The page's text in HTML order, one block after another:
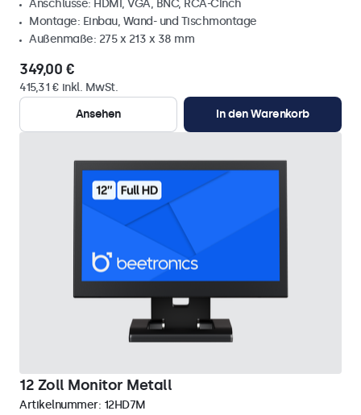
Anschlüsse: HDMI, VGA, BNC, RCA-Cinch
Montage: Einbau, Wand- und Tischmontage
Außenmaße: 275 x 213 x 38 mm
349,00 €
415,31 € inkl. MwSt.
Ansehen
In den Warenkorb
12 Zoll Monitor Metall
Artikelnummer: 12HD7M